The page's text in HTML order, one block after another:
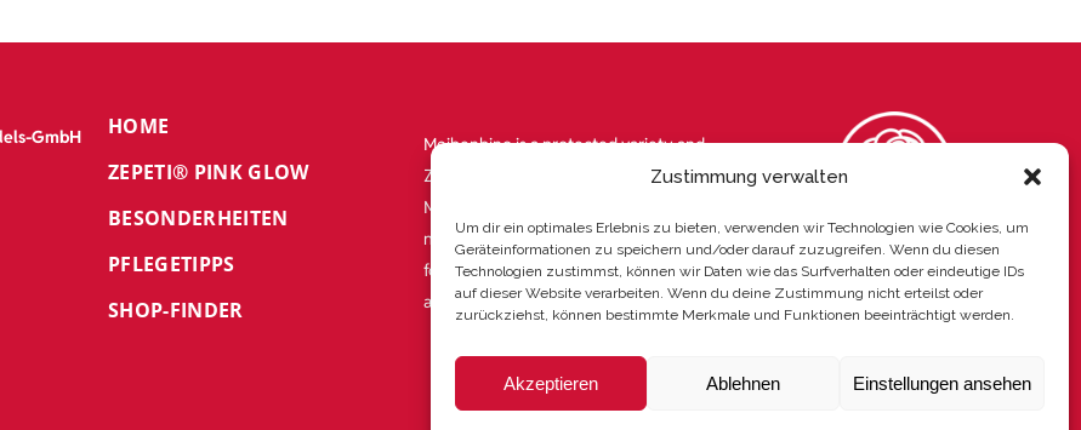
Zustimmung verwalten
Um dir ein optimales Erlebnis zu bieten, verwenden wir Technologien wie Cookies, um
Geräteinformationen zu speichern und/oder darauf zuzugreifen. Wenn du diesen
Technologien zustimmst, können wir Daten wie das Surfverhalten oder eindeutige IDs
auf dieser Website verarbeiten. Wenn du deine Zustimmung nicht erteilst oder
zurückziehst, können bestimmte Merkmale und Funktionen beeinträchtigt werden.
Akzeptieren Ablehnen Einstellungen ansehen
GmbH
HOME
ZEPETI® PINK GLOW
BESONDERHEITEN
PFLEGETIPPS
SHOP-FINDER
Meibenbino is a protected variety and
Zepeti Rose® is a registered trademark of
Meilland International. This document is
not contractual. Characteristics are given
for information only and may change
according to climatic/crop conditions.